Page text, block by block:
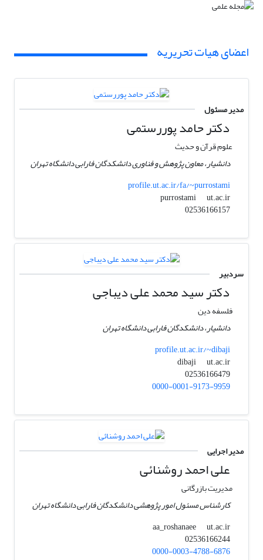
اعضای هیات تحریریه
مدیر مسئول
دکتر حامد پوررستمی
علوم قرآن و حدیث
دانشیار، معاون پژوهش و فناوری دانشکدگان فارابی دانشگاه تهران
profile.ut.ac.ir/fa/~purrostami
purrostami
ut.ac.ir
02536166157
سردبیر
دکتر سید محمد علی دیباجی
فلسفه دین
دانشیار، دانشکدگان فارابی دانشگاه تهران
profile.ut.ac.ir/~dibaji
dibaji
ut.ac.ir
02536166479
0000-0001-9173-9959
مدیر اجرایی
علی ‌احمد روشنائی
مدیریت بازرگانی
کارشناس مسئول امور پژوهشی دانشکدگان فارابی دانشگاه تهران
aa_roshanaee
ut.ac.ir
02536166244
0000-0003-4788-6876